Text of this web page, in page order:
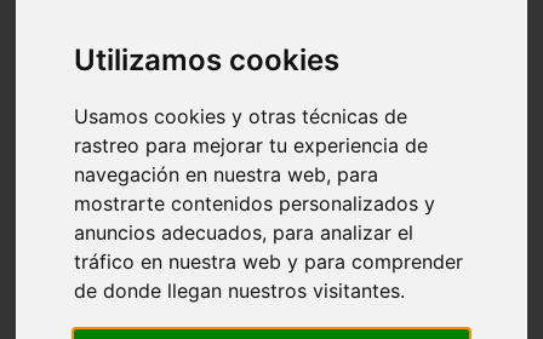
Utilizamos cookies
Usamos cookies y otras técnicas de
rastreo para mejorar tu experiencia de
navegación en nuestra web, para
mostrarte contenidos personalizados y
anuncios adecuados, para analizar el
tráfico en nuestra web y para comprender
de donde llegan nuestros visitantes.
mantenimiento
aves
bienestar
peque os mam feros
legislaci n
peluquer a
accesorios
peluquer a canina
complementos
consejos